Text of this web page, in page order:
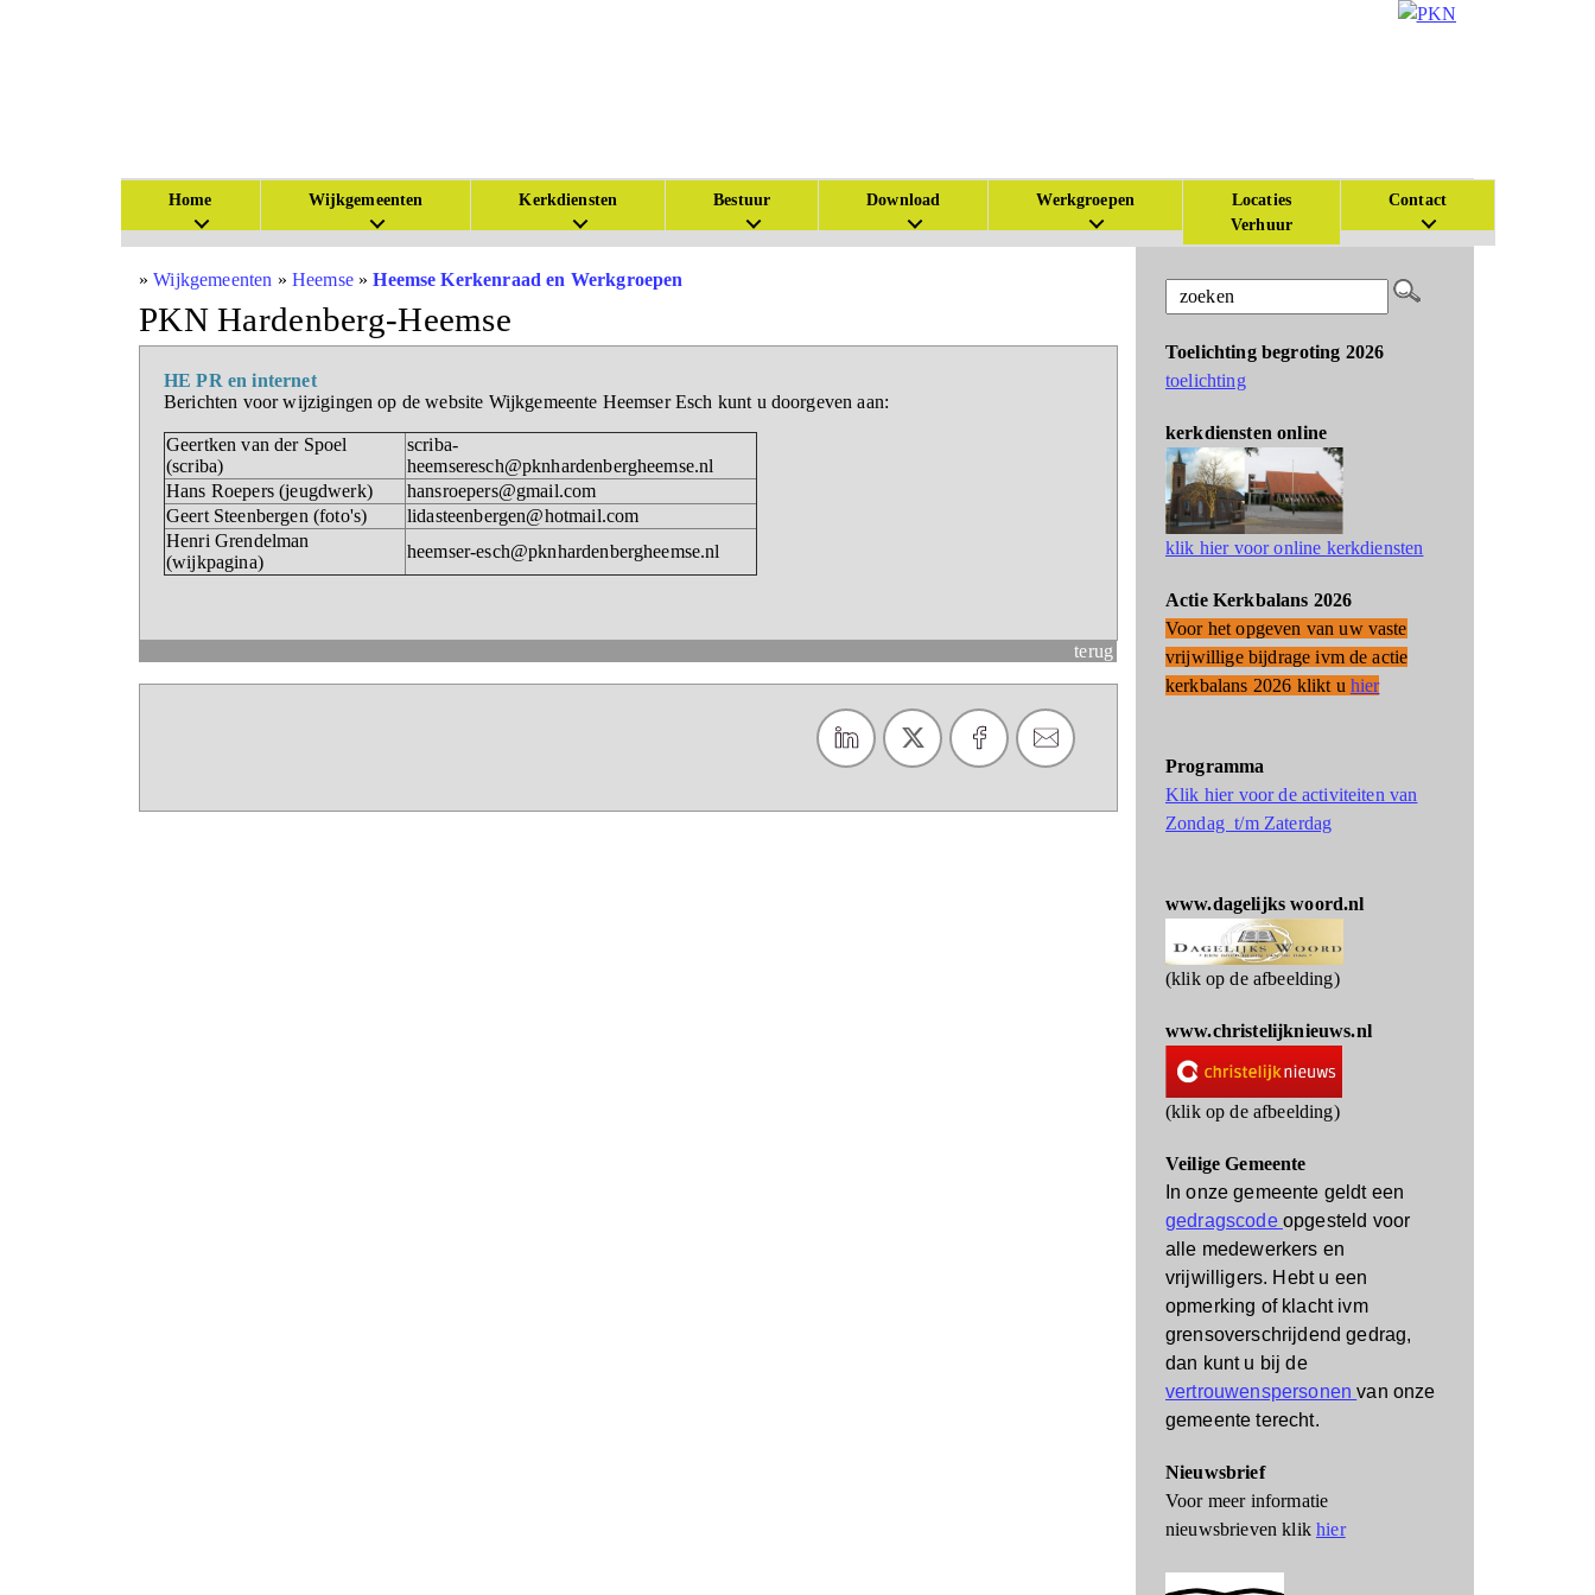
Home Wijkgemeenten Kerkdiensten Bestuur Download Werkgroepen
Locaties
Verhuur
Contact
»Wijkgemeenten » Heemse»Heemse Kerkenraad en Werkgroepen
PKN Hardenberg-Heemse
HE PR en internet
Berichten voor wijzigingen op de website Wijkgemeente Heemser Esch kunt u doorgeven aan:
Geertken van der Spoel
(scriba)
scriba-
heemseresch@pknhardenbergheemse.nl
Hans Roepers (jeugdwerk)
hansroepers@gmail.com
Geert Steenbergen (foto's)
lidasteenbergen@hotmail.com
Henri Grendelman
(wijkpagina)
heemser-esch@pknhardenbergheemse.nl
terug
Toelichting begroting 2026
toelichting
kerkdiensten online
klik hier voor online kerkdiensten
Actie Kerkbalans 2026
Voor het opgeven van uw vaste
vrijwillige bijdrage ivm de actie
kerkbalans 2026 klikt u hier
Programma
Klik hier voor de activiteiten van
Zondag t/m Zaterdag
www.dagelijks woord.nl
(klik op de afbeelding)
www.christelijknieuws.nl
(klik op de afbeelding)
Veilige Gemeente
In onze gemeente geldt een
gedragscode opgesteld voor
alle medewerkers en
vrijwilligers. Hebt u een
opmerking of klacht ivm
grensoverschrijdend gedrag,
dan kunt u bij de
vertrouwenspersonenvan onze
gemeente terecht.
Nieuwsbrief
Voor meer informatie
nieuwsbrieven klikhier